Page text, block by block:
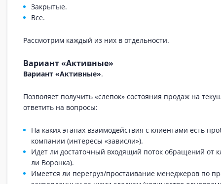
Закрытые.
Все.
Рассмотрим каждый из них в отдельности.
Вариант «Активные»
Вариант «Активные».
Позволяет получить «слепок» состояния продаж на
ответить на вопросы:
На каких этапах взаимодействия с клиентами есть
компании (интересы «зависли»).
Идет ли достаточный входящий поток обращений от
ли Воронка).
Имеется ли перегруз/простаивание менеджеров по